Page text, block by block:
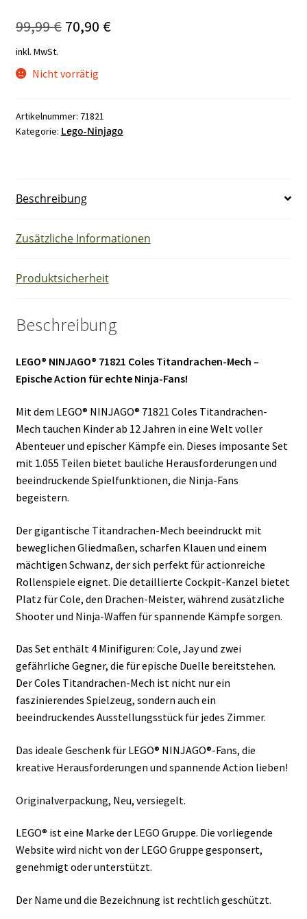
99,99€ Ursprünglicher
war:
70,90 €Aktueller
inkl. MwSt.
Nicht vorrätig
Artikelnummer: 71821
Kategorie: Lego-Ninjago
Beschreibung
Zusätzliche Informationen
Produktsicherheit
Beschreibung
LEGO® NINJAGO® 71821 Coles Titandrachen-Mech –
Epische Action für echte Ninja-Fans!
Mit dem LEGO® NINJAGO® 71821 Coles Titandrachen-
Mech tauchen Kinder ab 12 Jahren in eine Welt voller
Abenteuer und epischer Kämpfe ein. Dieses imposante Set
mit 1.055 Teilen bietet bauliche Herausforderungen und
beeindruckende Spielfunktionen, die Ninja-Fans
begeistern.
Der gigantische Titandrachen-Mech beeindruckt mit
beweglichen Gliedmaßen, scharfen Klauen und einem
mächtigen Schwanz, der sich perfekt für actionreiche
Rollenspiele eignet. Die detaillierte Cockpit-Kanzel bietet
Platz für Cole, den Drachen-Meister, während zusätzliche
Shooter und Ninja-Waffen für spannende Kämpfe sorgen.
Das Set enthält 4 Minifiguren: Cole, Jay und zwei
gefährliche Gegner, die für epische Duelle bereitstehen.
Der Coles Titandrachen-Mech ist nicht nur ein
faszinierendes Spielzeug, sondern auch ein
beeindruckendes Ausstellungsstück für jedes Zimmer.
Das ideale Geschenk für LEGO® NINJAGO®-Fans, die
kreative Herausforderungen und spannende Action lieben!
Originalverpackung, Neu, versiegelt.
LEGO® ist eine Marke der LEGO Gruppe. Die vorliegende
Website wird nicht von der LEGO Gruppe gesponsert,
genehmigt oder unterstützt.
Der Name und die Bezeichnung ist rechtlich geschützt.